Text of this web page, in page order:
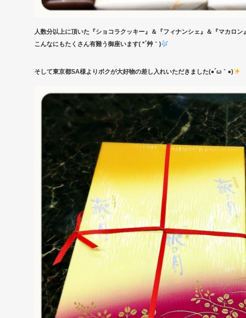
人数分以上に頂いた『ショコラクッキー』＆『フィナンシェ』＆『マカロ
こんなにもたくさん有難う御座います( *´艸｀)
そして東京都SA様よりボクが大好物の差し入れいただきました(●´ω｀●)